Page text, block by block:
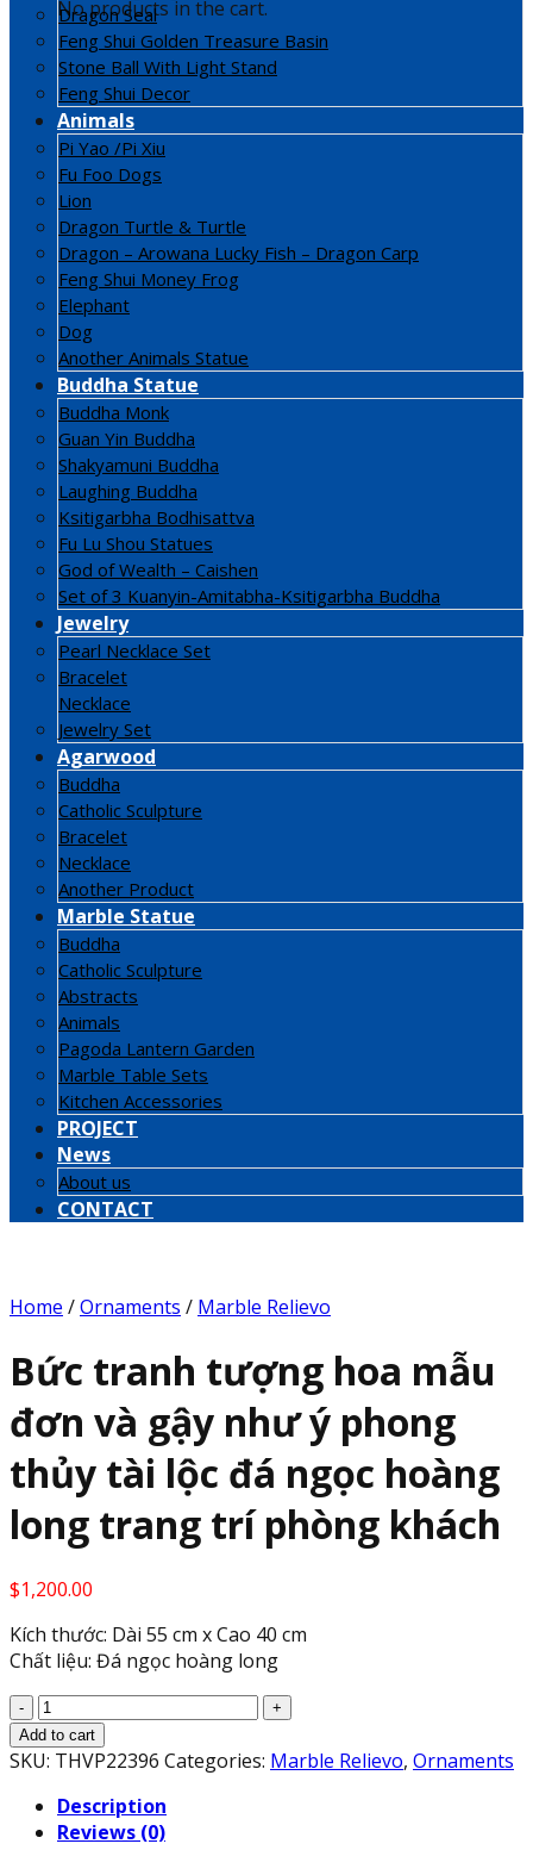
No products in the cart.
Dragon Seal
Feng Shui Golden Treasure Basin
Stone Ball With Light Stand
Feng Shui Decor
Animals
Pi Yao /Pi Xiu
Fu Foo Dogs
Lion
Dragon Turtle & Turtle
Dragon – Arowana Lucky Fish – Dragon Carp
Feng Shui Money Frog
Elephant
Dog
Another Animals Statue
Buddha Statue
Buddha Monk
Guan Yin Buddha
Shakyamuni Buddha
Laughing Buddha
Ksitigarbha Bodhisattva
Fu Lu Shou Statues
God of Wealth – Caishen
Set of 3 Kuanyin-Amitabha-Ksitigarbha Buddha
Jewelry
Pearl Necklace Set
Bracelet
Necklace
Jewelry Set
Agarwood
Buddha
Catholic Sculpture
Bracelet
Necklace
Another Product
Marble Statue
Buddha
Catholic Sculpture
Abstracts
Animals
Pagoda Lantern Garden
Marble Table Sets
Kitchen Accessories
PROJECT
News
About us
CONTACT
Home /Ornaments / Marble Relievo
Bức tranh tượng hoa mẫu
đơn và gậy như ý phong
thủy tài lộc đá ngọc hoàng
long trang trí phòng khách
$1,200.00
Kích thước: Dài 55 cm x Cao 40 cm
Chất liệu: Đá ngọc hoàng long
Bức
tranh
tượng
mẫu
đơn
Add to cart
SKU: THVP22396 Categories: Marble Relievo, Ornaments
Description
Reviews (0)